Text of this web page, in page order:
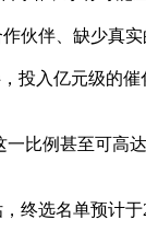
伙伴、缺少真实
投入亿元级的
比例甚至可
终选名单预计于